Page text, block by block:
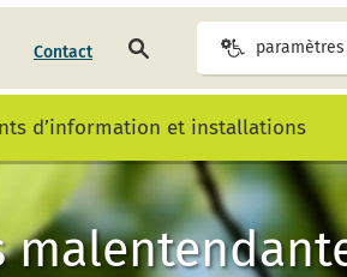
Contact
rechercher
page
d’information et installations